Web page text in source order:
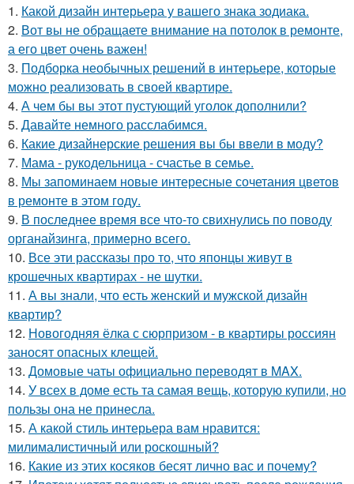
1. Какой дизайн интерьера у вашего знака зодиака.
2. Вот вы не обращаете внимание на потолок в ремонте,
а его цвет очень важен!
3. Подборка необычных решений в интерьере, которые
можно реализовать в своей квартире.
4. А чем бы вы этот пустующий уголок дополнили?
5. Давайте немного расслабимся.
6. Какие дизайнерские решения вы бы ввели в моду?
7. Мама - рукодельница - счастье в семье.
8. Мы запоминаем новые интересные сочетания цветов
в ремонте в этом году.
9. В последнее время все что-то свихнулись по поводу
органайзинга, примерно всего.
10. Все эти рассказы про то, что японцы живут в
крошечных квартирах - не шутки.
11. А вы знали, что есть женский и мужской дизайн
квартир?
12. Новогодняя ёлка с сюрпризом - в квартиры россиян
заносят опасных клещей.
13. Домовые чаты официально переводят в MAX.
14. У всех в доме есть та самая вещь, которую купили, но
пользы она не принесла.
15. А какой стиль интерьера вам нравится:
милималистичный или роскошный?
16. Какие из этих косяков бесят лично вас и почему?